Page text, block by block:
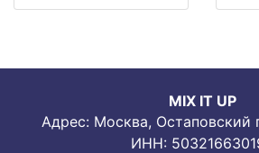
MIX IT UP
Адрес: Москва, Остаповский
ИНН: